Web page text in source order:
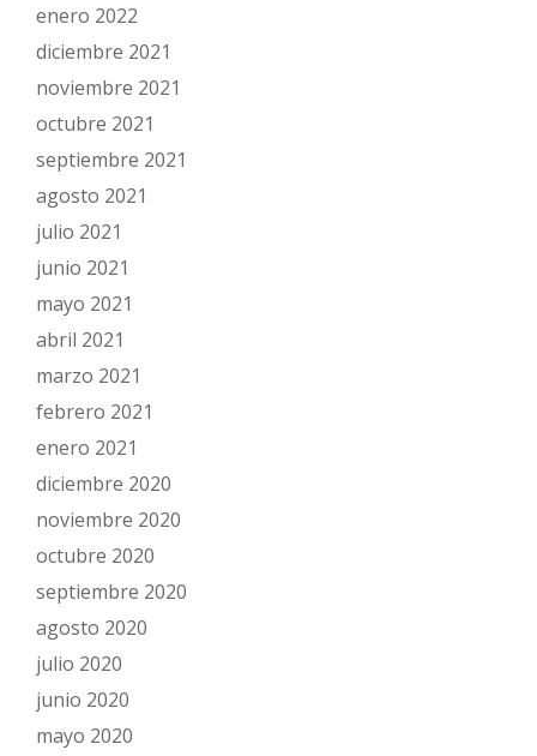
enero 2022
diciembre 2021
noviembre 2021
octubre 2021
septiembre 2021
agosto 2021
julio 2021
junio 2021
mayo 2021
abril 2021
marzo 2021
febrero 2021
enero 2021
diciembre 2020
noviembre 2020
octubre 2020
septiembre 2020
agosto 2020
julio 2020
junio 2020
mayo 2020